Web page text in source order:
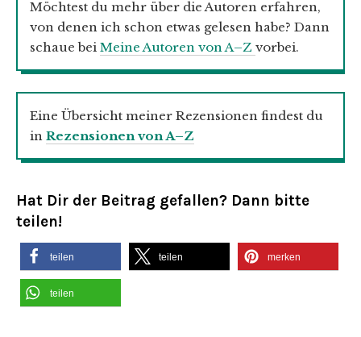
Möchtest du mehr über die Autoren erfahren,
von denen ich schon etwas gelesen habe? Dann
schaue bei Meine Autoren von A–Z vorbei.
Eine Übersicht meiner Rezensionen findest du
in Rezensionen von A–Z
Hat Dir der Beitrag gefallen? Dann bitte
teilen!
teilen teilen merken
teilen